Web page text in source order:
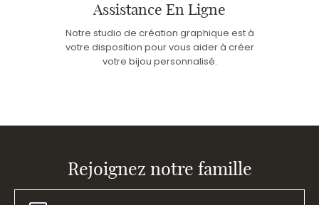
Assistance En Ligne
Notre studio de création graphique est à
votre disposition pour vous aider à créer
votre bijou personnalisé.
Rejoignez notre famille